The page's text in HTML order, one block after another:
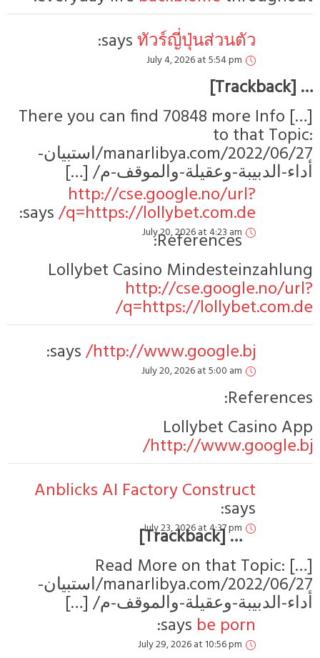
ทัวร์ญี่ปุ่นส่วนตัว
says:
July 4, 2026 at 5:54 pm
[…] There you can find 70848 more
to
manarlibya.com/2022/06/27/استبيان-
وعقيلة-والموقف-م/ […]
http://cse.google.no/url?
q=https://lollybet.com.de/
says:
July 20, 2026 at 4:23 am
References:
Lollybet Casino
http://
q=https://
http://www.google.bj/
says:
July 20, 2026 at 5:00 am
Lollybet
http://
Anblicks AI Factory Construct
July 23, 2026 at 4:37 pm
[…] Read More on that
manarlibya.com/2022/06/27/استبيان-
وعقيلة-والموقف-م/ […]
says:
July 29, 2026 at 10:56 pm